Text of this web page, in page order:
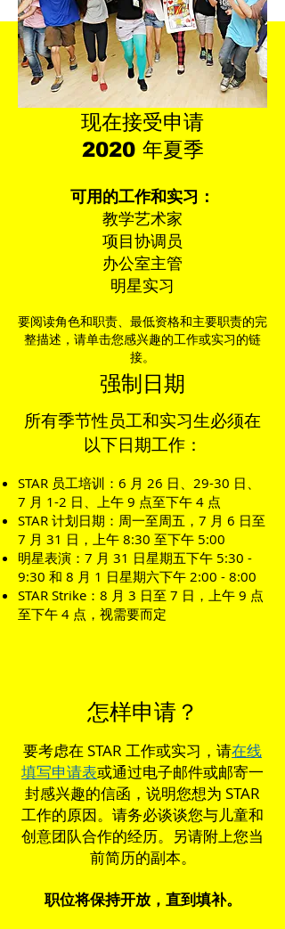
现在接受申请
2020 年夏季
可用的工作和实习：
教学艺术家
项目协调员
办公室主管
明星实习
要阅读角色和职责、最低资格和主要职责的完
整描述，请单击您感兴趣的工作或实习的链
接。
强制日期
所有季节性员工和实习生必须在
以下日期工作：
STAR 员工培训：6 月 26 日、29-30 日、
7 月 1-2 日、上午 9 点至下午 4 点
STAR 计划日期：周一至周五，7 月 6 日至
7 月 31 日，上午 8:30 至下午 5:00
明星表演：7 月 31 日星期五下午 5:30 -
9:30 和 8 月 1 日星期六下午 2:00 - 8:00
STAR Strike：8 月 3 日至 7 日，上午 9 点
至下午 4 点，视需要而定
怎样申请？
要考虑在 STAR 工作或实习，请在线
填写申请表或通过电子邮件或邮寄一
封感兴趣的信函，说明您想为 STAR
工作的原因。请务必谈谈您与儿童和
创意团队合作的经历。另请附上您当
前简历的副本。
职位将保持开放，直到填补。